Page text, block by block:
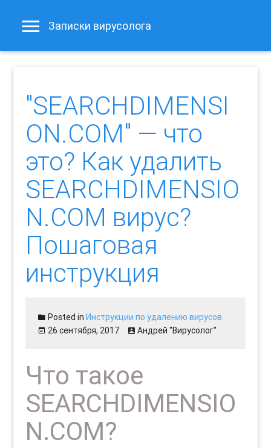
Записки вирусолога
"SEARCHDIMENSI
ON.COM" — что
это? Как удалить
SEARCHDIMENSIO
N.COM вирус?
Пошаговая
инструкция
Posted inИнструкции по удалению вирусов
26 сентября, 2017
Андрей "Вирусолог"
Что такое
SEARCHDIMENSIO
N.COM?